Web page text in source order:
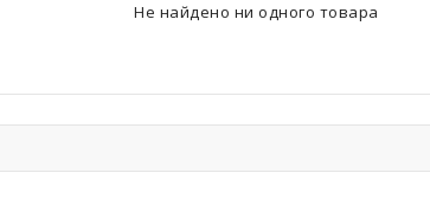
Не найдено ни одного товара